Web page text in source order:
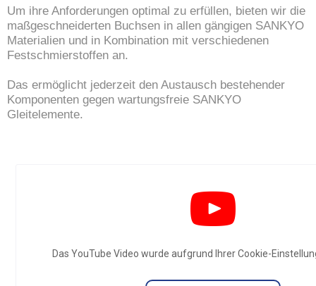
Um ihre Anforderungen optimal zu erfüllen, bieten wir die
maßgeschneiderten Buchsen in allen gängigen SANKYO
Materialien und in Kombination mit verschiedenen
Festschmierstoffen an.
Das ermöglicht jederzeit den Austausch bestehender
Komponenten gegen wartungsfreie SANKYO
Gleitelemente.
Das YouTube Video wurde aufgrund Ihrer Cookie-